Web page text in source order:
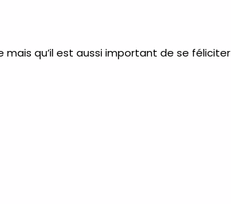
qu’il est aussi important de se féliciter